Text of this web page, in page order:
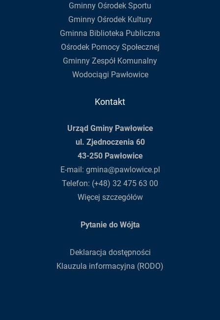
Gminny Ośrodek Sportu
Gminny Ośrodek Kultury
Gminna Biblioteka Publiczna
Ośrodek Pomocy Społecznej
Gminny Zespół Komunalny
Wodociągi Pawłowice
Kontakt
Urząd Gminy Pawłowice
ul. Zjednoczenia 60
43-250 Pawłowice
E-mail: gmina@pawlowice.pl
Telefon: (+48) 32 475 63 00
Więcej szczegółów
Pytanie do Wójta
Deklaracja dostępności
Klauzula informacyjna (RODO)